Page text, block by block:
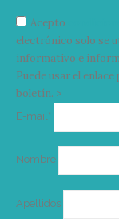
Acepto
electrónico solo se
informativo e
Puede usar el
boletín. >
E-mail*
Nombre
Apellidos